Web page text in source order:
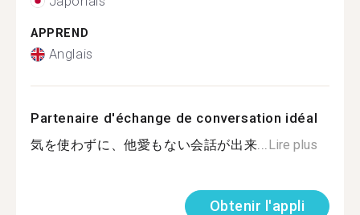
APPREND
Anglais
Partenaire d'échange de conversation idéal
気を使わずに、他愛もない会話が出来...Lire plus
Obtenir l'appli